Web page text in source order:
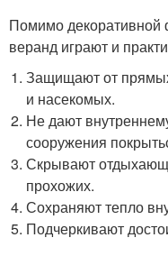
Помимо декоративной
веранд играют и
Защищают от
и насекомых.
Не дают
сооружения
Скрывают
прохожих.
Сохраняют тепло
Подчеркивают